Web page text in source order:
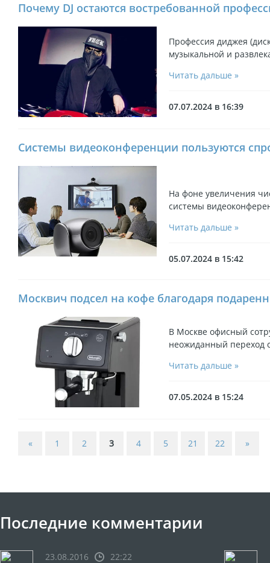
Почему DJ остаются востребованной
Профессия диджея
музыкальной и
Читать дальше »
07.07.2024 в 16:39
Системы видеоконференции пользуются
На фоне увеличения
системы
Читать дальше »
05.07.2024 в 15:42
Москвич подсел на кофе благодаря
В Москве офисный
неожиданный переход
Читать дальше »
07.05.2024 в 15:24
« 1 2 3 4 5 21 22 »
Последние комментарии
23.08.2016
22:22